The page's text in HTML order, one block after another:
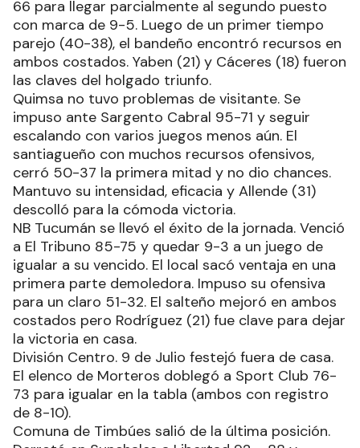
66 para llegar parcialmente al segundo puesto
con marca de 9-5. Luego de un primer tiempo
parejo (40-38), el bandeño encontró recursos en
ambos costados. Yaben (21) y Cáceres (18) fueron
las claves del holgado triunfo.
Quimsa no tuvo problemas de visitante. Se
impuso ante Sargento Cabral 95-71 y seguir
escalando con varios juegos menos aún. El
santiagueño con muchos recursos ofensivos,
cerró 50-37 la primera mitad y no dio chances.
Mantuvo su intensidad, eficacia y Allende (31)
descolló para la cómoda victoria.
NB Tucumán se llevó el éxito de la jornada. Venció
a El Tribuno 85-75 y quedar 9-3 a un juego de
igualar a su vencido. El local sacó ventaja en una
primera parte demoledora. Impuso su ofensiva
para un claro 51-32. El salteño mejoró en ambos
costados pero Rodríguez (21) fue clave para dejar
la victoria en casa.
División Centro. 9 de Julio festejó fuera de casa.
El elenco de Morteros doblegó a Sport Club 76-
73 para igualar en la tabla (ambos con registro
de 8-10).
Comuna de Timbúes salió de la última posición.